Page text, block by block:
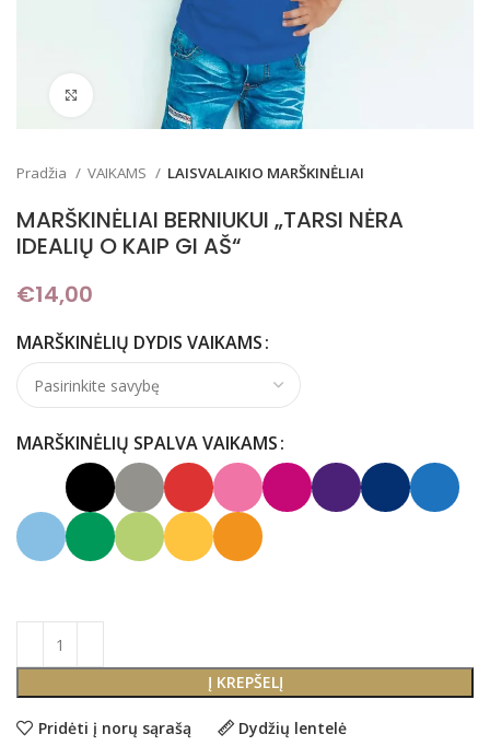
Pradžia VAIKAMS LAISVALAIKIO MARŠKINĖLIAI
MARŠKINĖLIAI BERNIUKUI „TARSI NĖRA
IDEALIŲ O KAIP GI AŠ“
€14,00
MARŠKINĖLIŲ DYDIS VAIKAMS
MARŠKINĖLIŲ SPALVA VAIKAMS
Į KREPŠELĮ
Pridėti į norų sąrašą Dydžių lentelė